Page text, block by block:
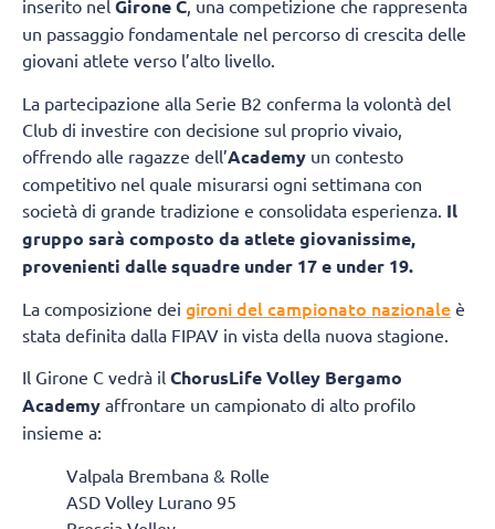
inserito nel Girone C, una competizione che rappresenta
un passaggio fondamentale nel percorso di crescita delle
giovani atlete verso l’alto livello.
La partecipazione alla Serie B2 conferma la volontà del
Club di investire con decisione sul proprio vivaio,
offrendo alle ragazze dell’Academy un contesto
competitivo nel quale misurarsi ogni settimana con
società di grande tradizione e consolidata esperienza. Il
gruppo sarà composto da atlete giovanissime,
provenienti dalle squadre under 17 e under 19.
La composizione dei gironi del campionato nazionale è
stata definita dalla FIPAV in vista della nuova stagione.
Il Girone C vedrà il ChorusLife Volley Bergamo
Academy affrontare un campionato di alto profilo
insieme a:
Valpala Brembana & Rolle
ASD Volley Lurano 95